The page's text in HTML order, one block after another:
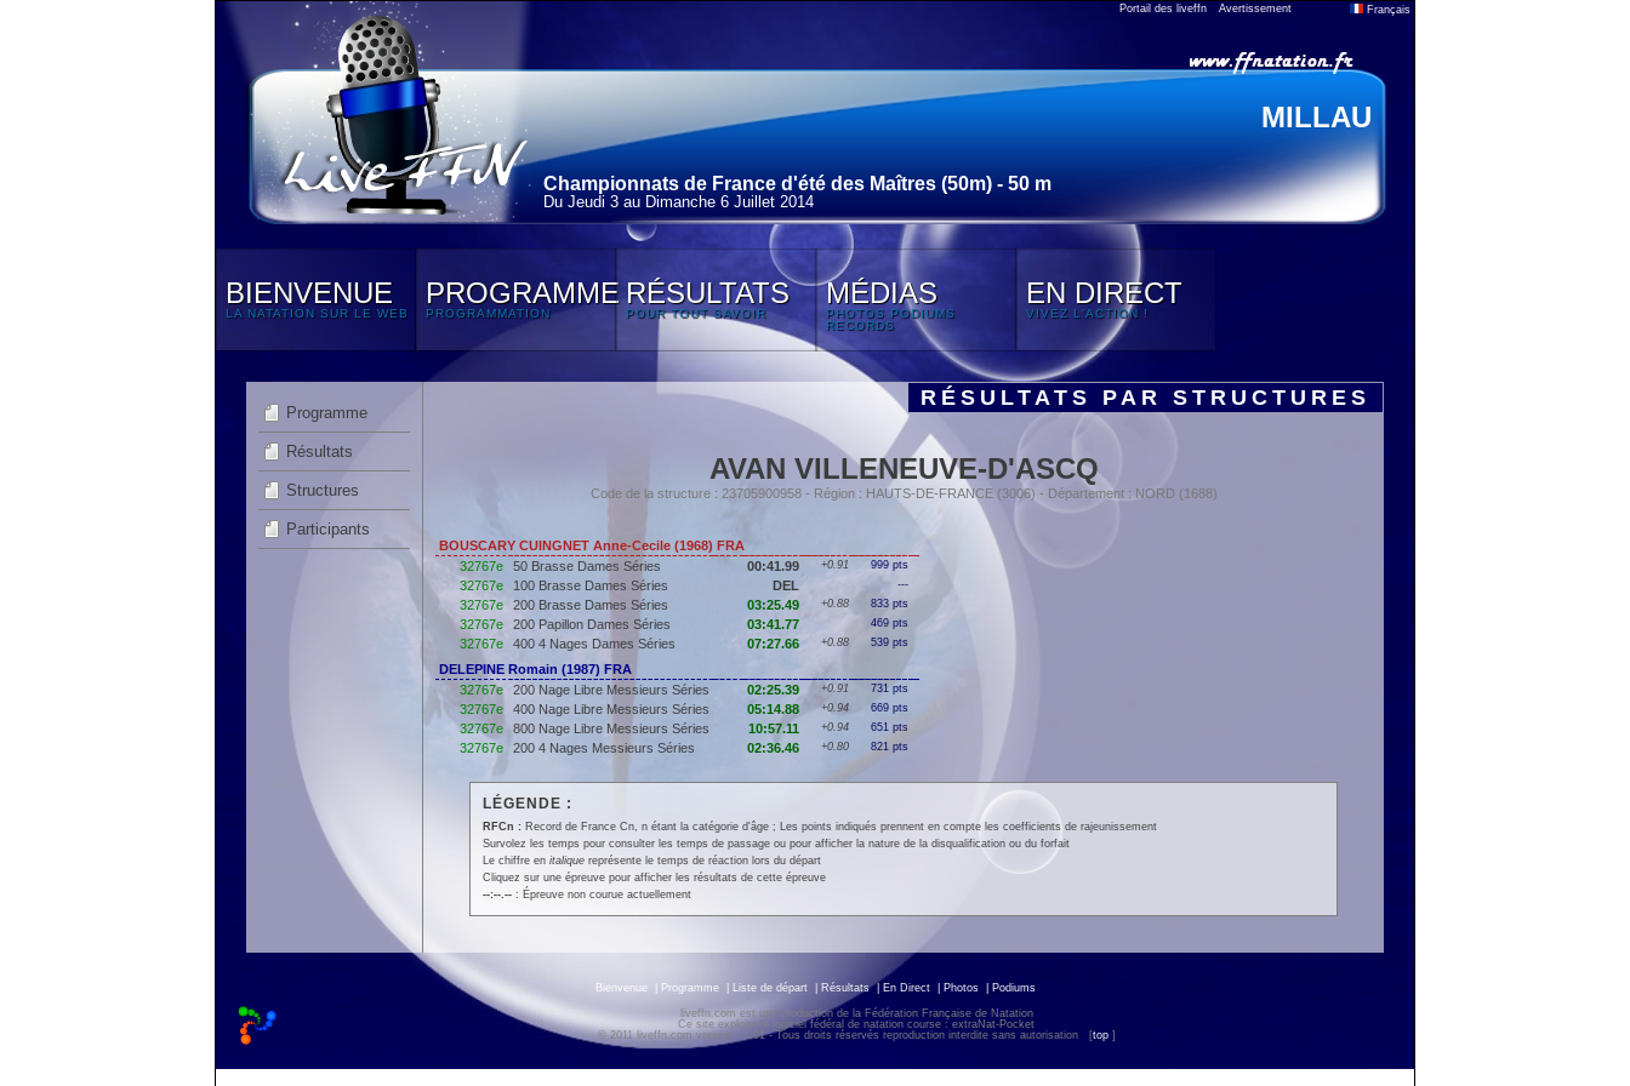
Portail des liveffn Avertissement Français
MILLAU
Championnats de France d'été des Maîtres (50m) - 50 m
Du Jeudi 3 au Dimanche 6 Juillet 2014
BIENVENUE
LA NATATION SUR LE WEB
PROGRAMME
PROGRAMMATION
RÉSULTATS
POUR TOUT SAVOIR
MÉDIAS
PHOTOS PODIUMS
RECORDS
EN DIRECT
VIVEZ L'ACTION !
Programme
Résultats
Structures
Participants
RÉSULTATS PAR STRUCTURES
AVAN VILLENEUVE-D'ASCQ
Code de la structure : 23705900958 - Région : HAUTS-DE-FRANCE (3006) - Département : NORD (1688)
BOUSCARY CUINGNET Anne-Cecile (1968) FRA
32767e
50 Brasse Dames Séries 00:41.99 +0.91 999 pts
32767e 100 Brasse Dames Séries DEL ---
32767e 200 Brasse Dames Séries 03:25.49 +0.88 833 pts
32767e 200 Papillon Dames Séries 03:41.77 469 pts
32767e 400 4 Nages Dames Séries 07:27.66 +0.88 539 pts
DELEPINE Romain (1987) FRA
32767e
200 Nage Libre Messieurs Séries 02:25.39 +0.91 731 pts
32767e 400 Nage Libre Messieurs Séries 05:14.88 +0.94 669 pts
32767e 800 Nage Libre Messieurs Séries 10:57.11 +0.94 651 pts
32767e 200 4 Nages Messieurs Séries 02:36.46 +0.80 821 pts
LÉGENDE :
RFCn : Record de France Cn, n étant la catégorie d'âge ; Les points indiqués prennent en compte les coefficients de rajeunissement
Survolez les temps pour consulter les temps de passage ou pour afficher la nature de la disqualification ou du forfait
Le chiffre en italiquereprésente le temps de réaction lors du départ
Cliquez sur une épreuve pour afficher les résultats de cette épreuve
--:--.--: Épreuve non courue actuellement
Bienvenue Programme Liste de départ Résultats | En Direct Photos Podiums
liveffn.com est une production de la Fédération Française de Natation
Ce site exploite le logiciel fédéral de natation course : extraNat-Pocket
© 2011 liveffn.com version : 2.01 - Tous droits réservés reproduction interdite sans autorisation
[top ]